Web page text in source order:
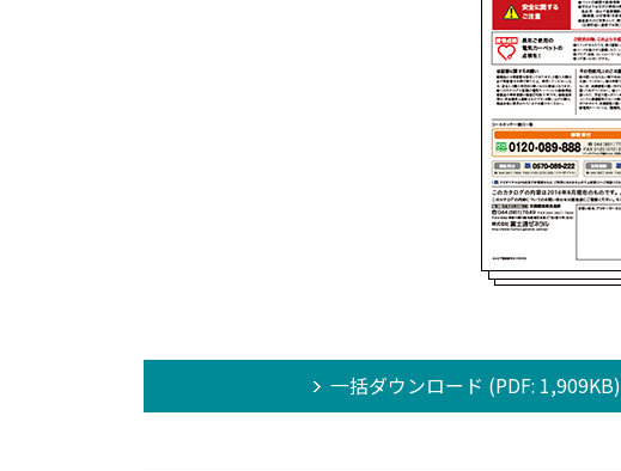
一括ダウンロード (PDF: 1,909KB)